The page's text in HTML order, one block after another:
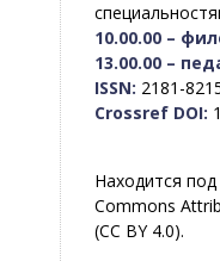
10.00.00 –
13.00.00 –
ISSN: 2181-
Crossref DOI:
Находится
Commons
(CC BY 4.0).